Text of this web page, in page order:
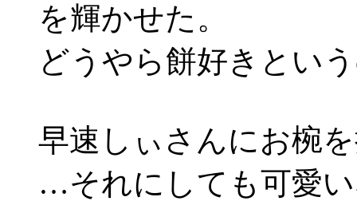
を輝かせた。
どうやら餅好きとい
早速しぃさんにお椀
…それにしても可愛